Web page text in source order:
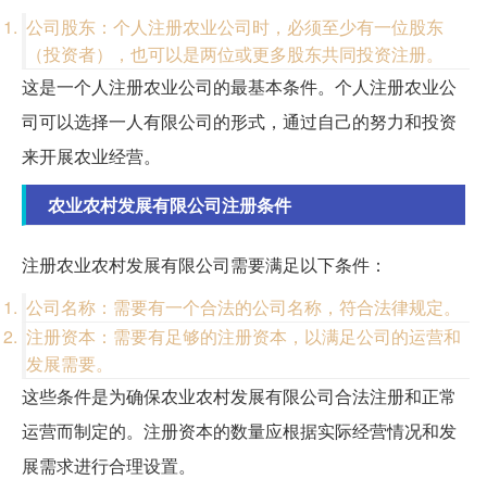
公司股东：个人注册农业公司时，必须至少有一位股东
（投资者），也可以是两位或更多股东共同投资注册。
这是一个人注册农业公司的最基本条件。个人注册农业公
司可以选择一人有限公司的形式，通过自己的努力和投资
来开展农业经营。
农业农村发展有限公司注册条件
注册农业农村发展有限公司需要满足以下条件：
公司名称：需要有一个合法的公司名称，符合法律规定。
注册资本：需要有足够的注册资本，以满足公司的运营和
发展需要。
这些条件是为确保农业农村发展有限公司合法注册和正常
运营而制定的。注册资本的数量应根据实际经营情况和发
展需求进行合理设置。